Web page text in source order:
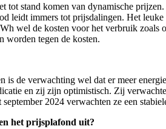
tot stand komen van dynamische
leidt immers tot prijsdalingen. Het
wel de kosten voor het verbruik
worden tegen de kosten.
is de verwachting wel dat er meer
en zij zijn optimistisch. Zij
september 2024 verwachten ze een
het prijsplafond uit?